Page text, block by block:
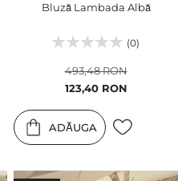
Bluză Lambada Albă
(0)
Pret
123,40 RON
493,48 RON
ADĂUGA